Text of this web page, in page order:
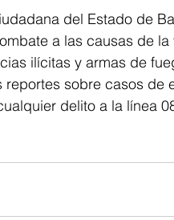
del Estado de
a las causas de
ilícitas y armas de
sobre casos de
delito a la línea